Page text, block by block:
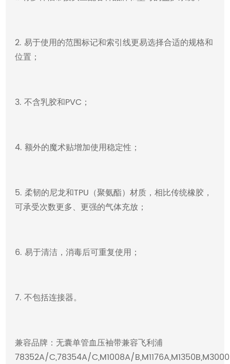
2. 易于使用的范围标记和索引线更易选择合适的规格和
位置；
3. 不含乳胶和PVC；
4. 额外的魔术贴增加使用稳定性；
5. 柔韧的尼龙和TPU（聚氨酯）材质，相比传统橡胶，
可承受次数更多、更强的气体充放；
6. 易于清洁，消毒后可重复使用；
7. 不包括连接器。
兼容品牌：无囊单管血压袖带兼容飞利浦
78352A/C,78354A/C,M1008A/